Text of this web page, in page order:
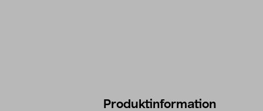
Produktinformation